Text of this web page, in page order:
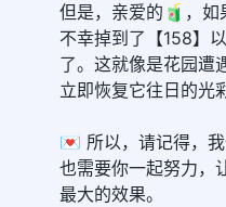
但是，亲爱的🧃，如
不幸掉到了【158】
了。这就像是花园遭
立即恢复它往日的光
💌 所以，请记得，
也需要你一起努力，
最大的效果。